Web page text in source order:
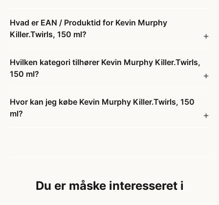
Hvad er EAN / Produktid for Kevin Murphy
Killer.Twirls, 150 ml?
Hvilken kategori tilhører Kevin Murphy Killer.Twirls,
150 ml?
Hvor kan jeg købe Kevin Murphy Killer.Twirls, 150
ml?
Du er måske interesseret i